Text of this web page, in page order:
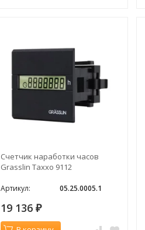
Счетчик наработки часов
Grasslin Taxxo 9112
Артикул: 05.25.0005.1
19 136 ₽